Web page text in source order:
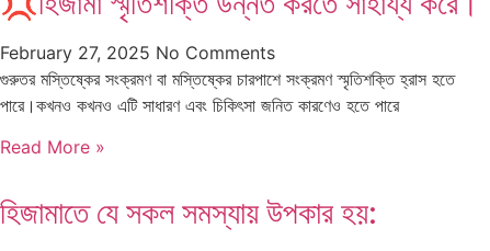
February 27, 2025 No Comments
গুরুতর মস্তিষ্কের সংক্রমণ বা মস্তিষ্কের চারপাশে সংক্রমণ স্মৃতিশক্তি হ্রাস হতে
পারে।কখনও কখনও এটি সাধারণ এবং চিকিৎসা জনিত কারণেও হতে পারে
Read More »
হিজামাতে যে সকল সমস্যায় উপকার হয়: